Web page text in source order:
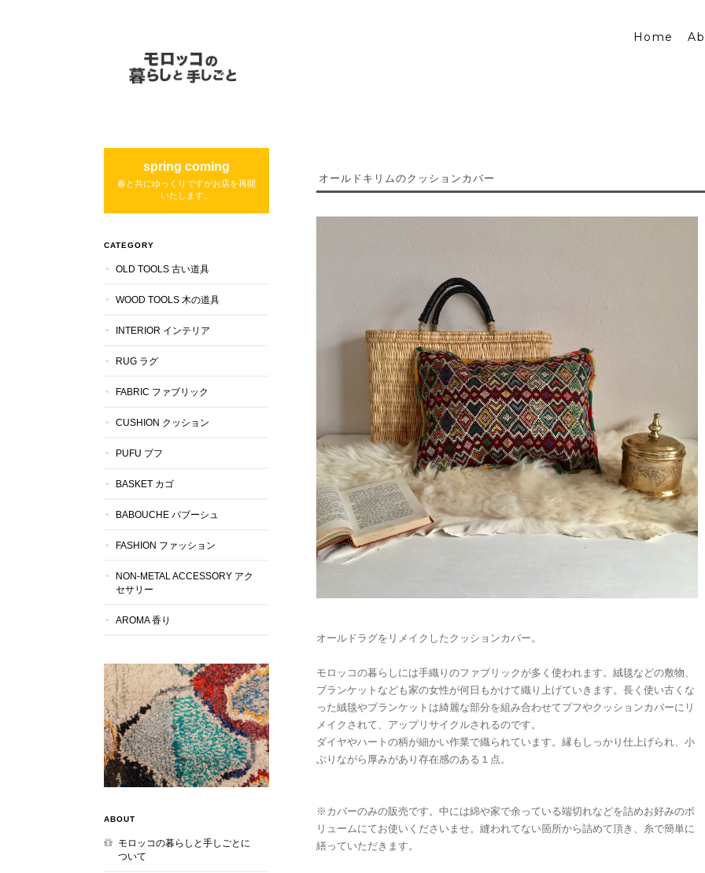
Home
オールドキリムのクッションカバー
オールドラグをリメイクしたクッションカバー。
モロッコの暮らしには手織りのファブリックが多く使われます。絨毯などの敷物、
ブランケットなども家の女性が何日もかけて織り上げていきます。長く使い古くな
った絨毯やブランケットは綺麗な部分を組み合わせてプフやクッションカバーにリ
メイクされて、アップリサイクルされるのです。
ダイヤやハートの柄が細かい作業で織られています。縁もしっかり仕上げられ、小
ぶりながら厚みがあり存在感のある１点。
※カバーのみの販売です。中には綿や家で余っている端切れなどを詰めお好みのボ
リュームにてお使いくださいませ。縫われてない箇所から詰めて頂き、糸で簡単に
繕っていただきます。
spring coming
春と共にゆっくりですがお店を再開
いたします。
CATEGORY
OLD TOOLS 古い道具
WOOD TOOLS 木の道具
INTERIOR インテリア
RUG ラグ
FABRIC ファブリック
CUSHION クッション
PUFU プフ
BASKET カゴ
BABOUCHE バブーシュ
FASHION ファッション
NON-METAL ACCESSORY アク
セサリー
AROMA 香り
ABOUT
モロッコの暮らしと手しごとに
ついて